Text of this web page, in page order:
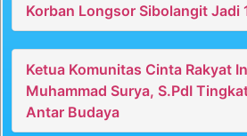
Korban Longsor Sibolangit Jadi
Ketua Komunitas Cinta Rakyat
Muhammad Surya, S.PdI
Antar Budaya